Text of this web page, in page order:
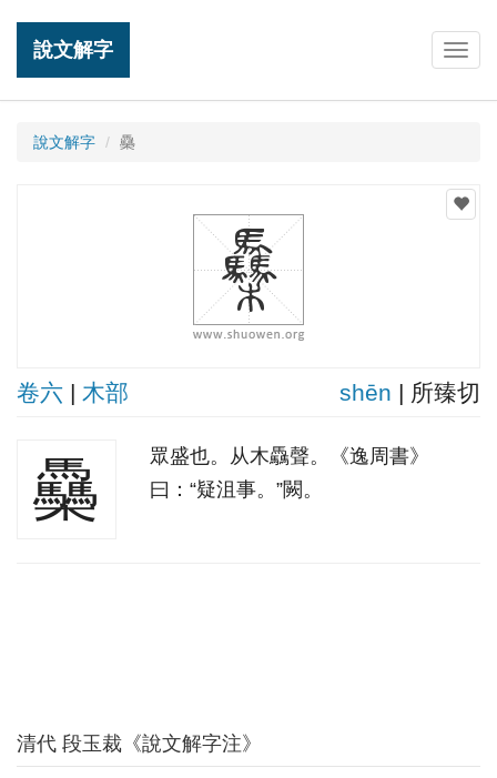
說文解字
說文解字 䯂
卷六 | 木部 shēn | 所臻切
䯂
眾盛也。从木驫聲。《逸周書》
曰：“疑沮事。”闕。
清代 段玉裁《說文解字注》